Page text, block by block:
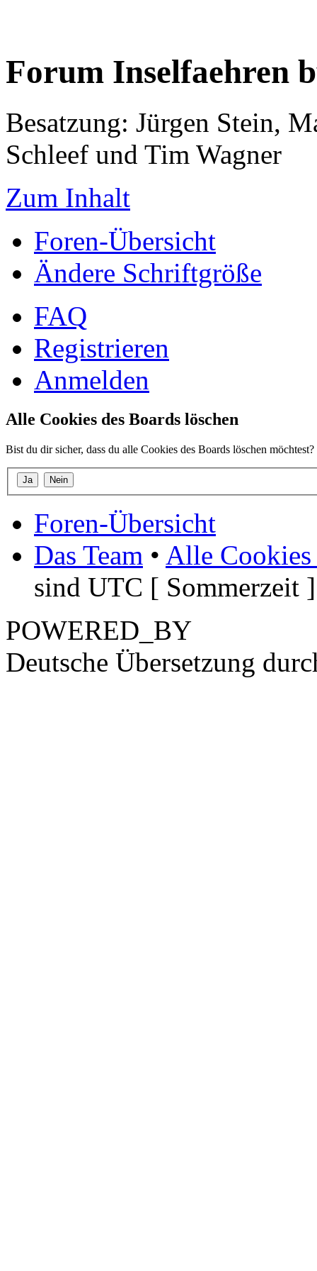
Forum Inselfaehren
Besatzung: Jürgen Stein,
Schleef und Tim Wagner
Zum Inhalt
Foren-Übersicht
Ändere Schriftgröße
FAQ
Registrieren
Anmelden
Alle Cookies des Boards löschen
Bist du dir sicher, dass du alle Cookies des Boards löschen möchtest?
Foren-Übersicht
Das Team • Alle Cookies
sind UTC [ Sommerzeit ]
POWERED_BY
Deutsche Übersetzung